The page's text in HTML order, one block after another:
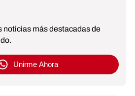
noticias más destacadas de
Unirme Ahora